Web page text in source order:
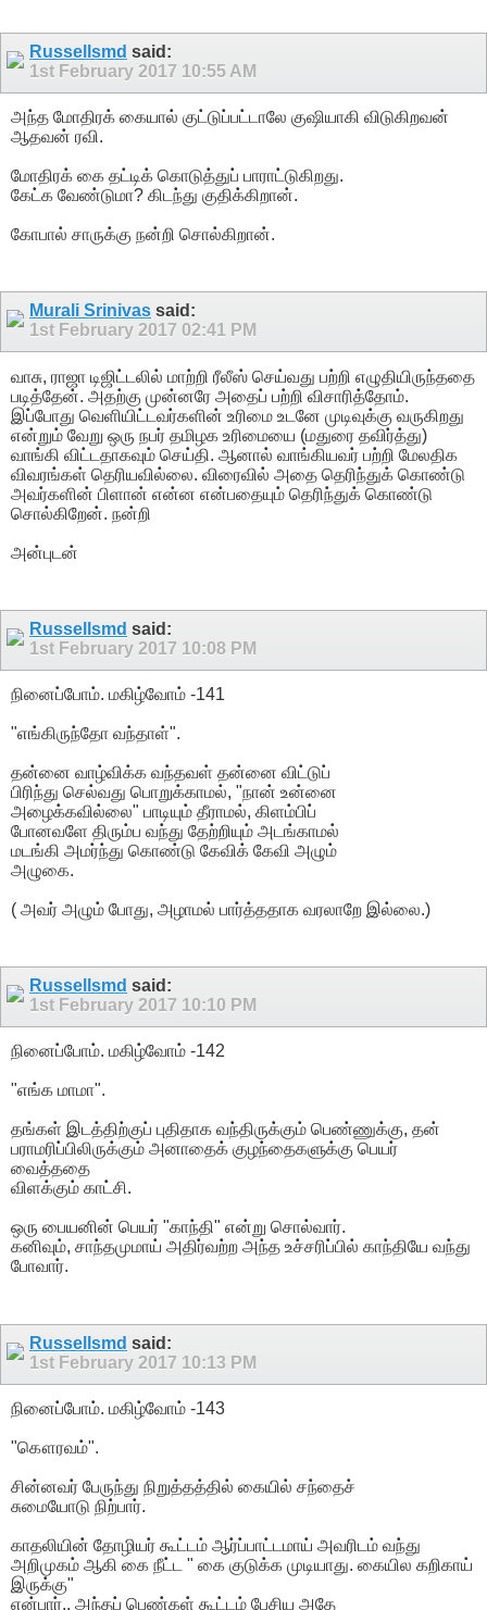
Russellsmd said:
1st February 2017 10:55 AM
அந்த மோதிரக் கையால் குட்டுப்பட்டாலே குஷியாகி விடுகிறவன்
ஆதவன் ரவி.
மோதிரக் கை தட்டிக் கொடுத்துப் பாராட்டுகிறது.
கேட்க வேண்டுமா? கிடந்து குதிக்கிறான்.
கோபால் சாருக்கு நன்றி சொல்கிறான்.
Murali Srinivas said:
1st February 2017 02:41 PM
வாசு, ராஜா டிஜிட்டலில் மாற்றி ரீலீஸ் செய்வது பற்றி எழுதியிருந்ததை
படித்தேன். அதற்கு முன்னரே அதைப் பற்றி விசாரித்தோம்.
இப்போது வெளியிட்டவர்களின் உரிமை உடனே முடிவுக்கு வருகிறது
என்றும் வேறு ஒரு நபர் தமிழக உரிமையை (மதுரை தவிர்த்து)
வாங்கி விட்டதாகவும் செய்தி. ஆனால் வாங்கியவர் பற்றி மேலதிக
விவரங்கள் தெரியவில்லை. விரைவில் அதை தெரிந்துக் கொண்டு
அவர்களின் பிளான் என்ன என்பதையும் தெரிந்துக் கொண்டு
சொல்கிறேன். நன்றி
அன்புடன்
Russellsmd said:
1st February 2017 10:08 PM
நினைப்போம். மகிழ்வோம் -141
"எங்கிருந்தோ வந்தாள்".
தன்னை வாழ்விக்க வந்தவள் தன்னை விட்டுப்
பிரிந்து செல்வது பொறுக்காமல், "நான் உன்னை
அழைக்கவில்லை" பாடியும் தீராமல், கிளம்பிப்
போனவளே திரும்ப வந்து தேற்றியும் அடங்காமல்
மடங்கி அமர்ந்து கொண்டு கேவிக் கேவி அழும்
அழுகை.
( அவர் அழும் போது, அழாமல் பார்த்ததாக வரலாறே இல்லை.)
Russellsmd said:
1st February 2017 10:10 PM
நினைப்போம். மகிழ்வோம் -142
"எங்க மாமா".
தங்கள் இடத்திற்குப் புதிதாக வந்திருக்கும் பெண்ணுக்கு, தன்
பராமரிப்பிலிருக்கும் அனாதைக் குழந்தைகளுக்கு பெயர்
வைத்ததை
விளக்கும் காட்சி.
ஒரு பையனின் பெயர் "காந்தி" என்று சொல்வார்.
கனிவும், சாந்தமுமாய் அதிர்வற்ற அந்த உச்சரிப்பில் காந்தியே வந்து
போவார்.
Russellsmd said:
1st February 2017 10:13 PM
நினைப்போம். மகிழ்வோம் -143
"கௌரவம்".
சின்னவர் பேருந்து நிறுத்தத்தில் கையில் சந்தைச்
சுமையோடு நிற்பார்.
காதலியின் தோழியர் கூட்டம் ஆர்ப்பாட்டமாய் அவரிடம் வந்து
அறிமுகம் ஆகி கை நீட்ட " கை குடுக்க முடியாது. கையில கறிகாய்
இருக்கு"
என்பார்.. அந்தப் பெண்கள் கூட்டம் பேசிய அதே